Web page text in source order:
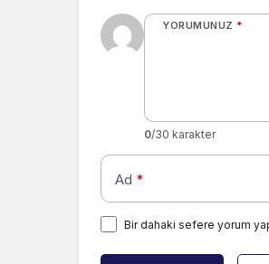
YORUMUNUZ *
0/30 karakter
Ad *
Bir dahaki sefere yorum